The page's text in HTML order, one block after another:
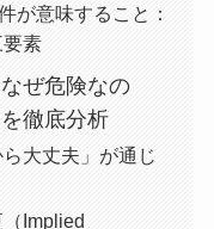
が意味すること：
素
ぜ危険なの
徹底分析
ら大丈夫」が通じ
Implied